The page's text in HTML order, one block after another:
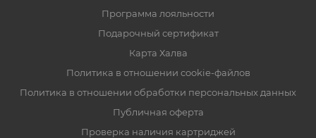
Программа лояльности
Подарочный сертификат
Карта Халва
Политика в отношении cookie-файлов
Политика в отношении обработки персональных данных
Публичная оферта
Проверка наличия картриджей